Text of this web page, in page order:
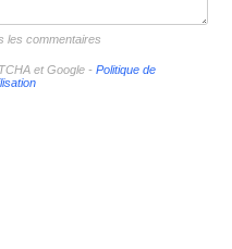
les commentaires
et Google - Politique de